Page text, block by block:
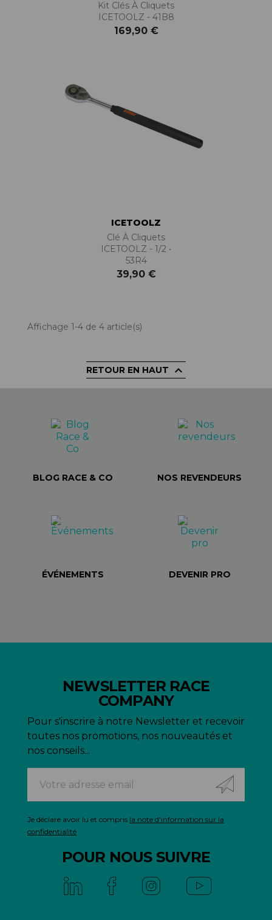
Kit Clés À Cliquets
ICETOOLZ - 41B8
169,90 €
ICETOOLZ
Clé À Cliquets
ICETOOLZ - 1/2 •
53R4
39,90 €
Affichage 1-4 de 4 article(s)
RETOUR EN HAUT 
BLOG RACE & CO NOS REVENDEURS
ÉVÉNEMENTS DEVENIR PRO
NEWSLETTER RACE
COMPANY
Pour s'inscrire à notre Newsletter et recevoir
toutes nos promotions, nos nouveautés et
nos conseils...
Je déclare avoir lu et compris la note d'information sur la
confidentialité
POUR NOUS SUIVRE